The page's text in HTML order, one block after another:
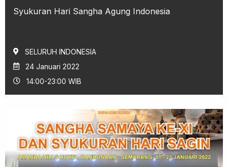
Syukuran Hari Sangha Agung Indonesia
SELURUH INDONESIA
24 Januari 2022
14:00-23:00 WIB